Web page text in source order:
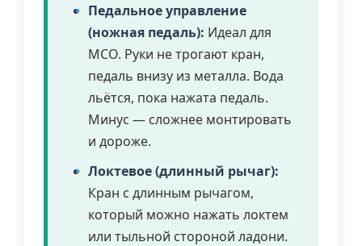
Педальное управление
(ножная педаль): Идеал для
МСО. Руки не трогают кран,
педаль внизу из металла. Вода
льётся, пока нажата педаль.
Минус — сложнее монтировать
и дороже.
Локтевое (длинный рычаг):
Кран с длинным рычагом,
который можно нажать локтем
или тыльной стороной ладони.